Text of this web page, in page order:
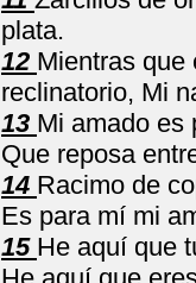
plata.
12 Mientras que
reclinatorio, Mi
13 Mi amado es
Que reposa
14 Racimo de
Es para mí mi
15 He aquí que